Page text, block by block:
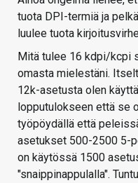
tuota DPI-termiä ja
luulee tuota
Mitä tulee 16 kdpi/kcpi
omasta mielestäni.
12k-asetusta olen
lopputulokseen että se
työpöydällä että
asetukset 500-2500 5-
on käytössä 1500
"snaippinappulalla".